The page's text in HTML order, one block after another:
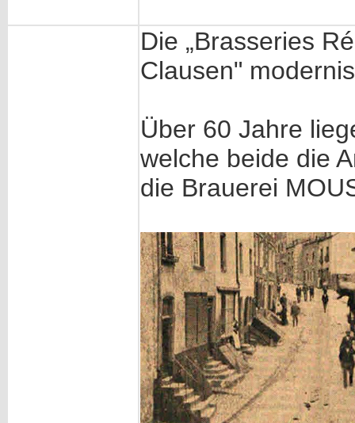
Die „Brasseries
Clausen"
Über 60 Jahre
welche beide die
die Brauerei